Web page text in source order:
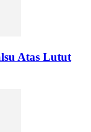
Atas Lutut